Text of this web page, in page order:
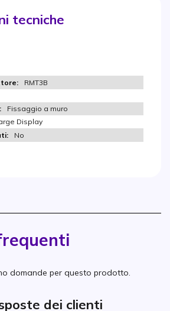
tecniche
RMT3B
Fissaggio a muro
Display
No
domande per questo prodotto.
dei clienti